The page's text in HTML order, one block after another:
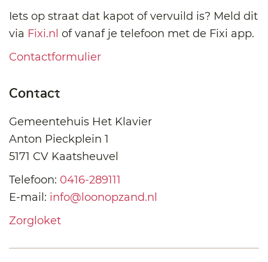
Iets op straat dat kapot of vervuild is? Meld dit
via Fixi.nl of vanaf je telefoon met de Fixi app.
Contactformulier
Contact
Gemeentehuis Het Klavier
Anton Pieckplein 1
5171 CV Kaatsheuvel
Telefoon: 0416-289111
E-mail: info@loonopzand.nl
Zorgloket